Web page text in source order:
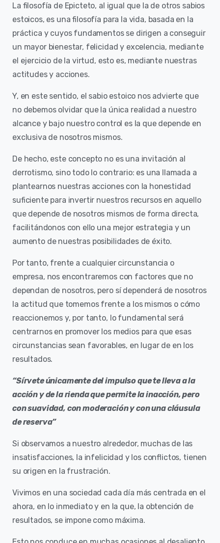
La filosofía de Epicteto, al igual que la de otros sabios
estoicos, es una filosofía para la vida, basada en la
práctica y cuyos fundamentos se dirigen a conseguir
un mayor bienestar, felicidad y excelencia, mediante
el ejercicio de la virtud, esto es, mediante nuestras
actitudes y acciones.
Y, en este sentido, el sabio estoico nos advierte que
no debemos olvidar que la única realidad a nuestro
alcance y bajo nuestro control es la que depende en
exclusiva de nosotros mismos.
De hecho, este concepto no es una invitación al
derrotismo, sino todo lo contrario: es una llamada a
plantearnos nuestras acciones con la honestidad
suficiente para invertir nuestros recursos en aquello
que depende de nosotros mismos de forma directa,
facilitándonos con ello una mejor estrategia y un
aumento de nuestras posibilidades de éxito.
Por tanto, frente a cualquier circunstancia o
empresa, nos encontraremos con factores que no
dependan de nosotros, pero sí dependerá de nosotros
la actitud que tomemos frente a los mismos o cómo
reaccionemos y, por tanto, lo fundamental será
centrarnos en promover los medios para que esas
circunstancias sean favorables, en lugar de en los
resultados.
“Sírvete únicamente del impulso que te lleva a la
acción y de la rienda que permite la inacción, pero
con suavidad, con moderación y con una cláusula
de reserva”
Si observamos a nuestro alrededor, muchas de las
insatisfacciones, la infelicidad y los conflictos, tienen
su origen en la frustración.
Vivimos en una sociedad cada día más centrada en el
ahora, en lo inmediato y en la que, la obtención de
resultados, se impone como máxima.